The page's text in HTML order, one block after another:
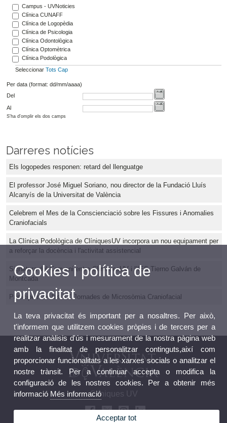
Campus - UVNoticies
Clínica CUNAFF
Clínica de Logopèdia
Clínica de Psicologia
Clínica Odontològica
Clínica Optomètrica
Clínica Podològica
Seleccionar Tots Cap
Per data (format: dd/mm/aaaa)
Del
Al
S'ha d'omplir els dos camps
Darreres notícies
Els logopedes responen: retard del llenguatge
El professor José Miguel Soriano, nou director de la Fundació Lluís
Alcanyís de la Universitat de València
Celebrem el Mes de la Conscienciació sobre les Fissures i Anomalies
Craniofacials
La Clínica Podològica de ClíniquesUV incorpora un nou equipament per
a reforçar la docència i l'activitat assistencial
Signatura del Conveni entre ClíniquesUV i l’IES Tierno Galván de
Montcada
Participem en les XX Jornades de Microsòmia Craniofacial
Clíniques UV
Cookies i política de
privacitat
La teva privacitat és important per a nosaltres. Per això,
t'informem que utilitzem cookies pròpies i de tercers per a
realitzar anàlisis d'ús i mesurament de la nostra pàgina web
amb la finalitat de personalitzar continguts,així com
proporcionar funcionalitats a les xarxes socials o analitzar el
nostre trànsit. Per a continuar accepta o modifica la
configuració de les nostres cookies. Per a obtenir més
informació Més informació
Acceptar tot